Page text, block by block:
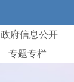
政府信息公开
专题专栏